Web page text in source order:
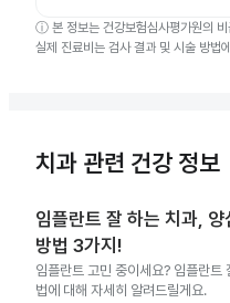
ⓘ 본 정보는 건강보험심사평가원의
실제 진료비는 검사 결과 및 시술 방법
치과 관련 건강 정보
임플란트 잘 하는 치과, 양
방법 3가지!
임플란트 고민 중이세요? 임플란트
법에 대해 자세히 알려드릴게요.